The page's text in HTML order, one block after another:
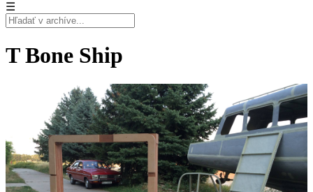
☰
T Bone Ship